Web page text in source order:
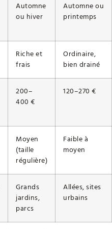
Automne
ou hiver
Automne ou
printemps
Riche et
frais
Ordinaire,
bien drainé
200–
400 €
120–270 €
Moyen
(taille
régulière)
Faible à
moyen
Grands
jardins,
parcs
Allées, sites
urbains